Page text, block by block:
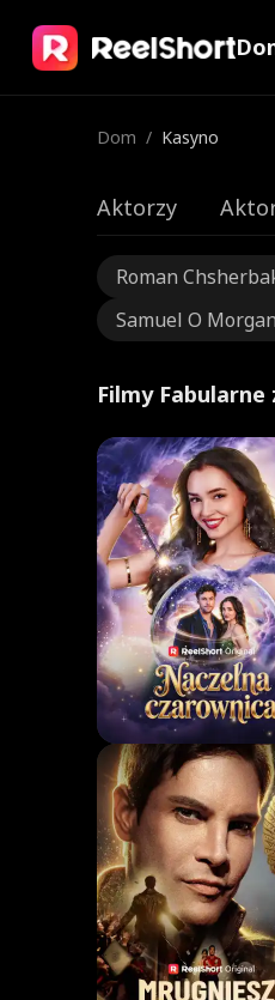
Dom / Kasyno
Aktorzy
Roman
Samuel O Morgan
Filmy Fabularne